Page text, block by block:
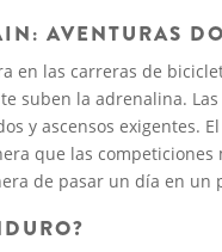
AVENTURAS
en las carreras de
suben la adrenalina.
y ascensos exigentes.
que las
de pasar un día en